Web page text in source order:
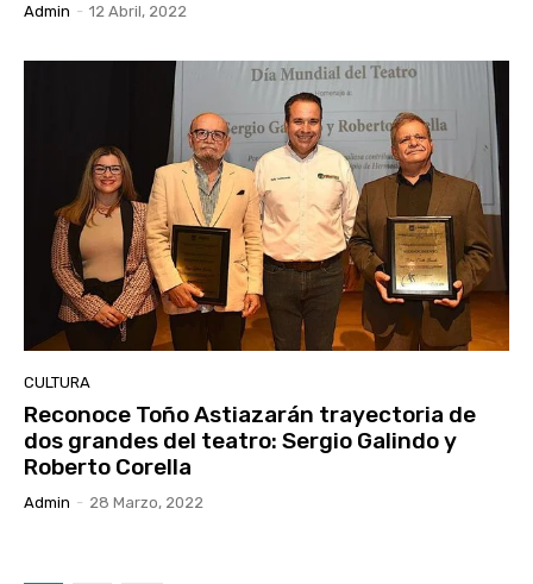
Admin - 12 Abril, 2022
CULTURA
Reconoce Toño Astiazarán trayectoria de
dos grandes del teatro: Sergio Galindo y
Roberto Corella
Admin - 28 Marzo, 2022